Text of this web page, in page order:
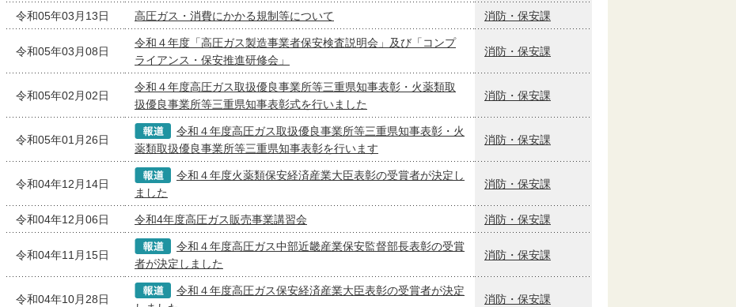
令和05年03月13日 高圧ガス・消費にかかる規制等について 消防・保安課
令和05年03月08日
令和４年度「高圧ガス製造事業者保安検査説明会」及び「コンプ
ライアンス・保安推進研修会」
消防・保安課
令和05年02月02日
令和４年度高圧ガス取扱優良事業所等三重県知事表彰・火薬類取
扱優良事業所等三重県知事表彰式を行いました
消防・保安課
令和05年01月26日
令和４年度高圧ガス取扱優良事業所等三重県知事表彰・火
薬類取扱優良事業所等三重県知事表彰を行います
消防・保安課
令和04年12月14日
令和４年度火薬類保安経済産業大臣表彰の受賞者が決定し
ました
消防・保安課
令和04年12月06日 令和4年度高圧ガス販売事業講習会 消防・保安課
令和04年11月15日
令和４年度高圧ガス中部近畿産業保安監督部長表彰の受賞
者が決定しました
消防・保安課
令和04年10月28日
令和４年度高圧ガス保安経済産業大臣表彰の受賞者が決定
消防・保安課